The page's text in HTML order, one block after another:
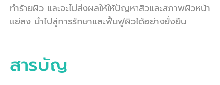
ทำร้ายผิว และจะไม่ส่งผลให้ให้ปัญหาสิวและสภาพผิวหน้า
แย่ลง นำไปสู่การรักษาและฟื้นฟูผิวได้อย่างยั่งยืน
สารบัญ